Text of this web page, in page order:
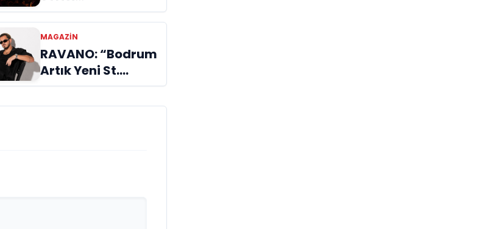
Müzikseverlerle
Buluşmaya Devam
Ediyor
MAGAZIN
RAVANO: “Bodrum
Artık Yeni St.
Tropez Değil, Kendi
Başına Bir